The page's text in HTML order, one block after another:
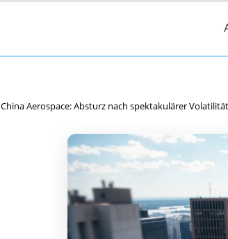
China Aerospace: Absturz nach spektakulärer Volatilität